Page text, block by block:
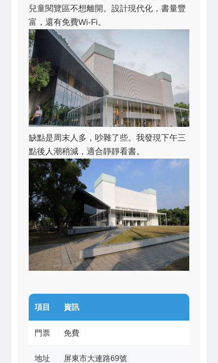
兒童閱覽區不想離開。設計現代化，書量豐
富，還有免費Wi-Fi。
缺點是周末人多，吵雜了些。我發現下午三
點後人潮稍減，適合靜靜看書。
項目 資訊
門票 免費
地址 屏東市大連路69號